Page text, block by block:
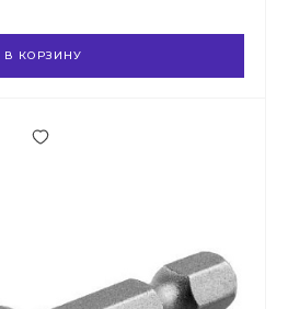
В КОРЗИНУ